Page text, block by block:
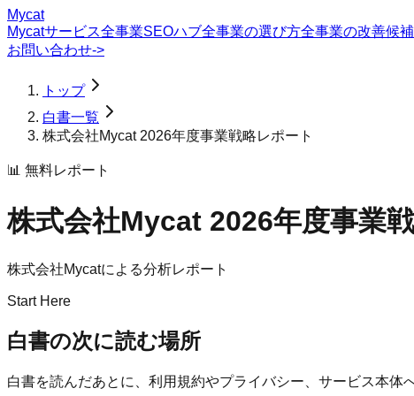
Mycat
Mycatサービス全事業SEOハブ全事業の選び方全事業の改善候補
お問い合わせ->
トップ
白書一覧
株式会社Mycat 2026年度事業戦略レポート
📊 無料レポート
株式会社Mycat 2026年度事業
株式会社Mycatによる分析レポート
Start Here
白書の次に読む場所
白書を読んだあとに、利用規約やプライバシー、サービス本体